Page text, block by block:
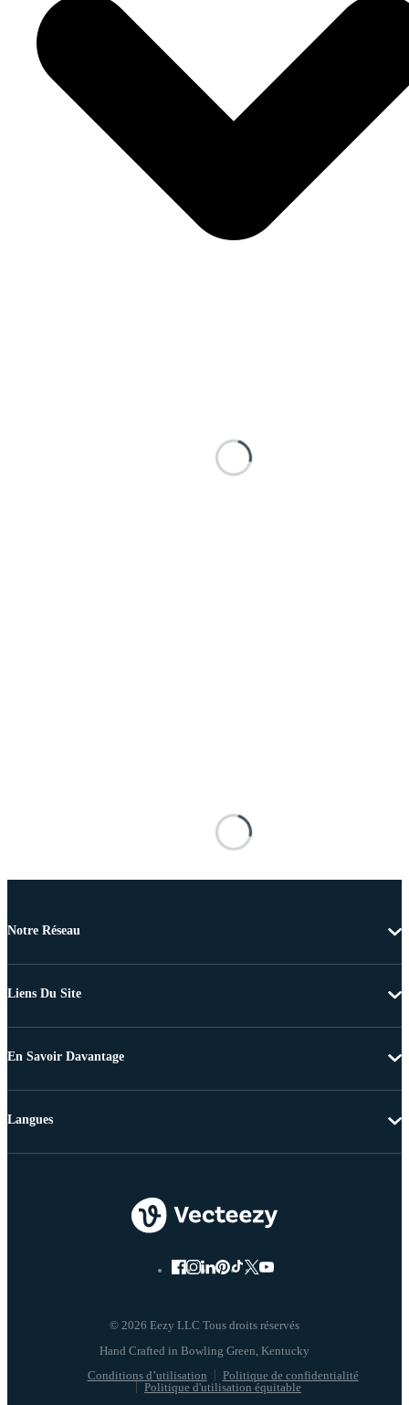
Notre Réseau
Liens Du Site
En Savoir Davantage
© 2026 Eezy LLC Tous droits réservés
Conditions d’utilisation
Politique de confidentialité
Politique d'utilisation équitable
Langues